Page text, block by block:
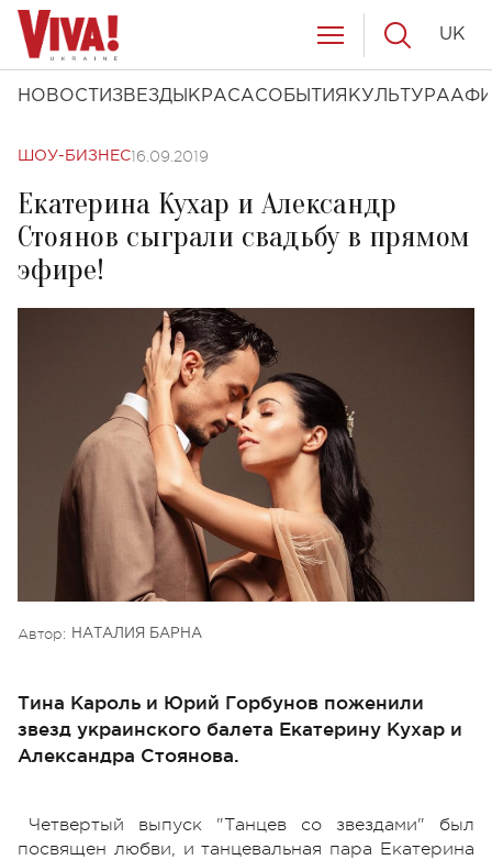
НОВОСТИ ЗВЕЗДЫ КРАСАСОБЫТИЯ КУЛЬТУРА
UK
ШОУ-БИЗНЕС16.09.2019
Екатерина Кухар и Александр
Стоянов сыграли свадьбу в прямом
эфире!
Автор: НАТАЛИЯ БАРНА
Тина Кароль и Юрий Горбунов поженили
звезд украинского балета Екатерину Кухар и
Александра Стоянова.
Четвертый выпуск "Танцев со звездами" был
посвящен любви, и танцевальная пара Екатерина